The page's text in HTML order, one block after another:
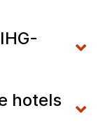
hotels